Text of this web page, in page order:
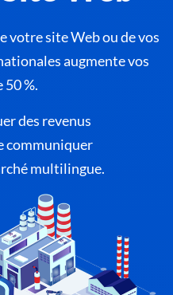
votre site Web ou de vos
augmente vos
50 %.
des revenus
communiquer
multilingue.